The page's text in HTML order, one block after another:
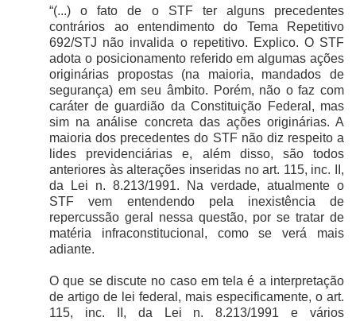
“(...) o fato de o STF ter alguns precedentes
contrários ao entendimento do Tema Repetitivo
692/STJ não invalida o repetitivo. Explico. O STF
adota o posicionamento referido em algumas ações
originárias propostas (na maioria, mandados de
segurança) em seu âmbito. Porém, não o faz com
caráter de guardião da Constituição Federal, mas
sim na análise concreta das ações originárias. A
maioria dos precedentes do STF não diz respeito a
lides previdenciárias e, além disso, são todos
anteriores às alterações inseridas no art. 115, inc. II,
da Lei n. 8.213/1991. Na verdade, atualmente o
STF vem entendendo pela inexistência de
repercussão geral nessa questão, por se tratar de
matéria infraconstitucional, como se verá mais
adiante.
O que se discute no caso em tela é a interpretação
de artigo de lei federal, mais especificamente, o art.
115, inc. II, da Lei n. 8.213/1991 e vários